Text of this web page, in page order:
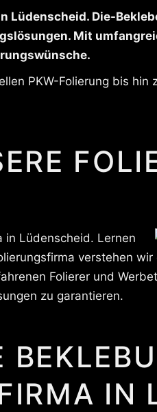
Lüdenscheid. Die-
Mit
PKW-Folierung bis
in Lüdenscheid. Lernen
verstehen
Folierer und
zu garantieren.
IN